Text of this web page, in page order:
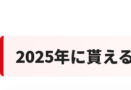
2025年に貰え